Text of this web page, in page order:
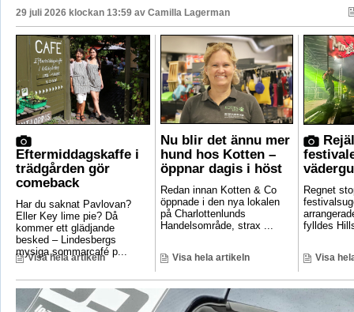
29 juli 2026 klockan 13:59 av Camilla Lagerman
Eftermiddagskaffe i
trädgården gör
comeback
Har du saknat Pavlovan?
Eller Key lime pie? Då
kommer ett glädjande
besked – Lindesbergs
mysiga sommarcafé p...
Visa hela artikeln
Nu blir det ännu mer
hund hos Kotten –
öppnar dagis i höst
Redan innan Kotten & Co
öppnade i den nya lokalen
på Charlottenlunds
Handelsområde, strax ...
Visa hela artikeln
Regnet
fylldes
Visa